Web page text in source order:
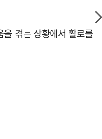
겪는 상황에서 활로를